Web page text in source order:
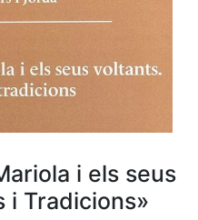
i els seus
i Tradicions»